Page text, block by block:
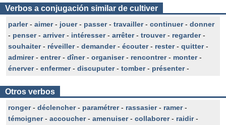
Verbos a conjugación similar de cultiver
parler- aimer- jouer- passer- travailler- continuer- donner
- penser- arriver- intéresser- arrêter- trouver- regarder-
souhaiter- réveiller- demander- écouter- rester- quitter-
admirer- entrer- dîner- organiser- rencontrer- monter-
énerver- enfermer- discuputer- tomber- présenter-
Otros verbos
ronger- déclencher- paramétrer- rassasier- ramer-
témoigner- accoucher- amenuiser- collaborer- raidir-